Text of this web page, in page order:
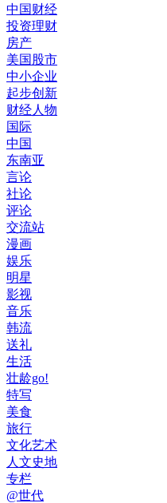
中国财经
投资理财
房产
美国股市
中小企业
起步创新
财经人物
国际
中国
东南亚
言论
社论
评论
交流站
漫画
娱乐
明星
影视
音乐
韩流
送礼
生活
壮龄go!
特写
美食
旅行
文化艺术
人文史地
专栏
@世代